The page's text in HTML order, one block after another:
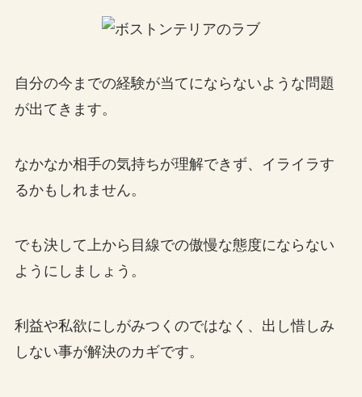
自分の今までの経験が当てにならないような問題
が出てきます。
なかなか相手の気持ちが理解できず、イライラす
るかもしれません。
でも決して上から目線での傲慢な態度にならない
ようにしましょう。
利益や私欲にしがみつくのではなく、出し惜しみ
しない事が解決のカギです。